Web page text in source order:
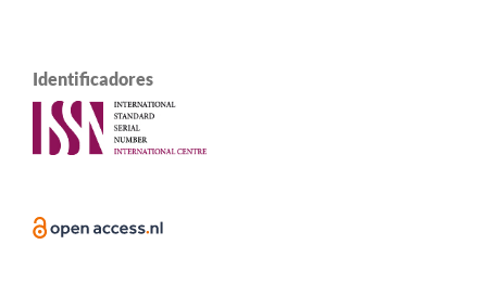
Identificadores